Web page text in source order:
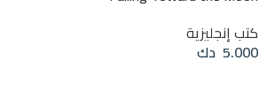
كتب إنجليزية
5.000 دك